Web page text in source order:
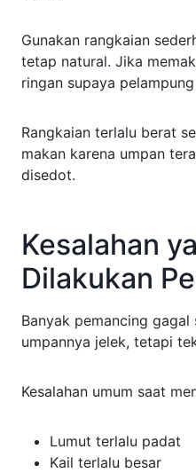
Gunakan rangkaian
tetap natural. Jika
ringan supaya
Rangkaian terlalu berat
makan karena umpan
disedot.
Kesalahan
Dilakukan
Banyak pemancing
umpannya jelek, tetapi
Kesalahan umum saat
Lumut terlalu padat
Kail terlalu besar